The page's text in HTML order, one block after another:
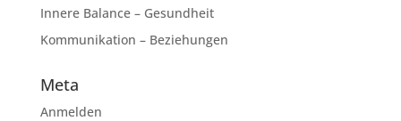
Innere Balance – Gesundheit
Kommunikation – Beziehungen
Meta
Anmelden